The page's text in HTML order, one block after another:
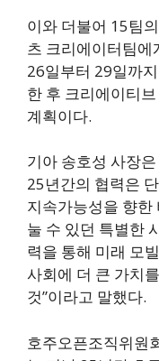
이와 더불어 15팀
츠 크리에이터팀에
26일부터 29일까
한 후 크리에이티
계획이다.
기아 송호성 사장
25년간의 협력은
지속가능성을 향한
눌 수 있던 특별한
력을 통해 미래 모
사회에 더 큰 가치
것”이라고 말했다.
호주오픈조직위원